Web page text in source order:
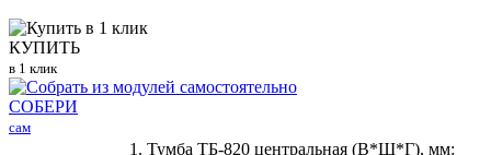
КУПИТЬ
в 1 клик
СОБЕРИ
сам
1. Тумба ТБ-820 центральная (В*Ш*Г), мм: